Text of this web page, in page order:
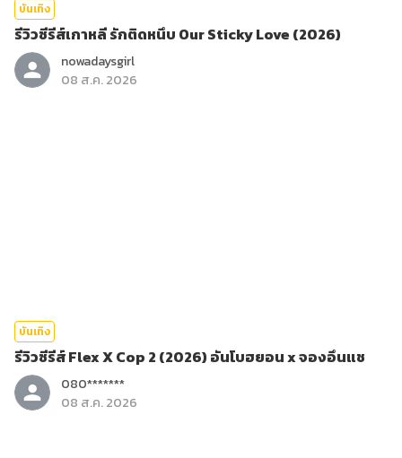
บันเทิง
รีวิวซีรีส์เกาหลี รักติดหนึบ Our Sticky Love (2026)
nowadaysgirl
08 ส.ค. 2026
บันเทิง
รีวิวซีรีส์ Flex X Cop 2 (2026) อันโบฮยอน x จองอึนแช
080*******
08 ส.ค. 2026